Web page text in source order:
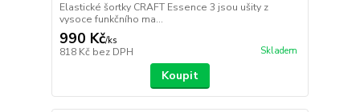
Elastické šortky CRAFT Essence 3 jsou ušity z
vysoce funkčního ma...
990 Kč/ks
818 Kč bez DPH Skladem
Koupit